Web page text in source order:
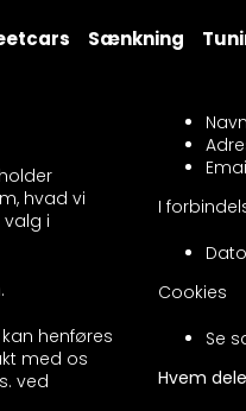
Sænkning
hvad vi
i
henføres
med os
ved
Navn
I
Cookies
Se
Hvem